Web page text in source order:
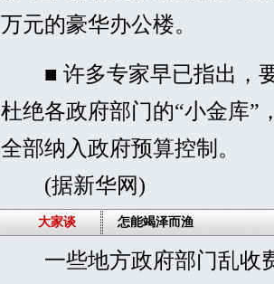
万元的豪华办公楼。
■ 许多专家早已指出，要
杜绝各政府部门的“小金库”
全部纳入政府预算控制。
(据新华网)
大家谈 怎能竭泽而渔
一些地方政府部门乱收